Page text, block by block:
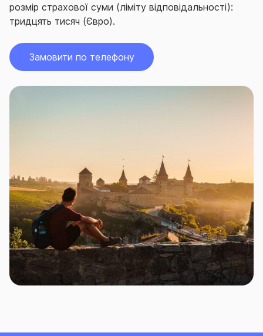
розмір страхової суми (ліміту відповідальності):
тридцять тисяч (Євро).
Замовити по телефону